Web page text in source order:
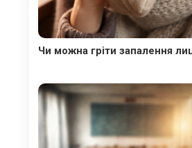
Чи можна гріти запалення